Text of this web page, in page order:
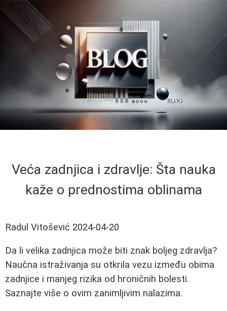
Veća zadnjica i zdravlje: Šta nauka
kaže o prednostima oblinama
Radul Vitošević 2024-04-20
Da li velika zadnjica može biti znak boljeg zdravlja?
Naučna istraživanja su otkrila vezu između obima
zadnjice i manjeg rizika od hroničnih bolesti.
Saznajte više o ovim zanimljivim nalazima.